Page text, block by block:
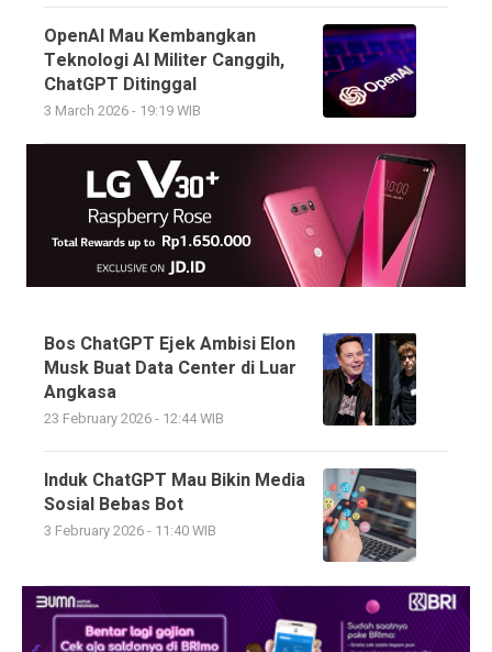
OpenAI Mau Kembangkan
Teknologi AI Militer Canggih,
ChatGPT Ditinggal
3 March 2026 - 19:19 WIB
Bos ChatGPT Ejek Ambisi Elon
Musk Buat Data Center di Luar
Angkasa
23 February 2026 - 12:44 WIB
Induk ChatGPT Mau Bikin Media
Sosial Bebas Bot
3 February 2026 - 11:40 WIB